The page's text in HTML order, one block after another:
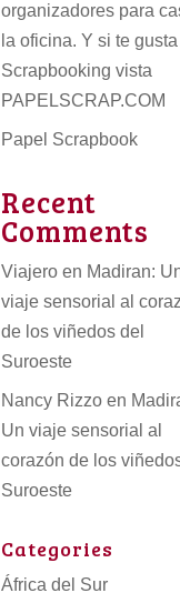
organizadores para
la oficina. Y si te gusta
Scrapbooking vista
PAPELSCRAP.COM
Papel Scrapbook
Recent
Comments
Viajero en Madiran:
viaje sensorial al
de los viñedos del
Suroeste
Nancy Rizzo en
Un viaje sensorial al
corazón de los
Suroeste
Categories
África del Sur